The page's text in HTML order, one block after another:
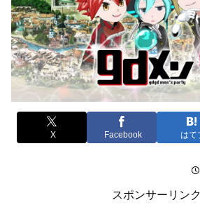
X Facebook はて
スポンサーリンク